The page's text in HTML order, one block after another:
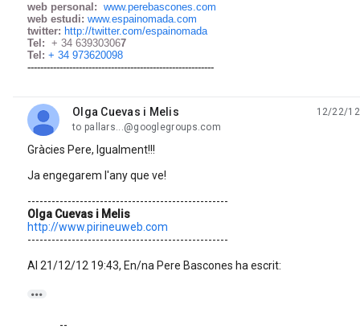
web personal: www.perebascones.com
web estudi: www.espainomada.com
twitter: http://twitter.com/espainomada
Tel: + 34 639303067
Tel: + 34 973620098
----------------------------------------------------------
Olga Cuevas i Melis
unread,
12/22/12
to pallars...@googlegroups.com
Gràcies Pere, Igualment!!!
Ja engegarem l'any que ve!
--------------------------------------------------
Olga Cuevas i Melis
http://www.pirineuweb.com
--------------------------------------------------
Al 21/12/12 19:43, En/na Pere Bascones ha escrit:

--